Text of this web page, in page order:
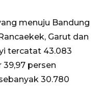
menuju Bandung
Garut dan
tercatat 43.083
persen
30.780